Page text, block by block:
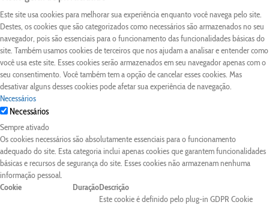
Este site usa cookies para melhorar sua experiência enquanto você navega pelo site.
Destes, os cookies que são categorizados como necessários são armazenados no seu
navegador, pois são essenciais para o funcionamento das funcionalidades básicas do
site. Também usamos cookies de terceiros que nos ajudam a analisar e entender como
você usa este site. Esses cookies serão armazenados em seu navegador apenas com o
seu consentimento. Você também tem a opção de cancelar esses cookies. Mas
desativar alguns desses cookies pode afetar sua experiência de navegação.
Necessários
Necessários
Sempre ativado
Os cookies necessários são absolutamente essenciais para o funcionamento
adequado do site. Esta categoria inclui apenas cookies que garantem funcionalidades
básicas e recursos de segurança do site. Esses cookies não armazenam nenhuma
informação pessoal.
Cookie
DuraçãoDescrição
Este cookie é definido pelo plug-in GDPR Cookie